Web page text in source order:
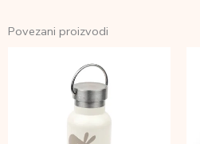
Povezani proizvodi